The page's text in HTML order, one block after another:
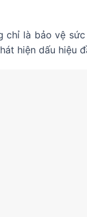
chỉ là bảo vệ
hiện dấu hiệu